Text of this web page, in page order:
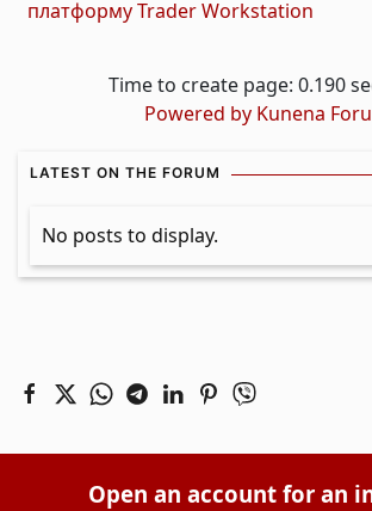
платформу Trader Workstation
Time to create page: 0.190
Powered by Kunena
LATEST ON THE FORUM
No posts to display.
Open an account for an